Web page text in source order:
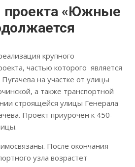
проекта «Южные
крупного
частью которого является
на участке от улицы
а также транспортной
строящейся улицы Генерала
Проект приурочен к 450-
После окончания
узла возрастет